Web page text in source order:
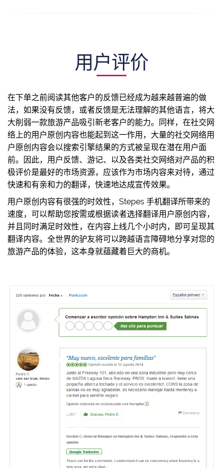
用户评价
在下单之前阅读其他客户的反馈已经成为越来越普遍的做
法，如果没有反馈，或者反馈是无法理解的其他语言，将大
大削弱一款旅游产品吸引新老客户的能力。同样，在社交网
络上的用户原创内容也能起到这一作用，大量的社交网络用
户原创内容会以搜索引擎结果的方式被呈现在潜在用户面
前。因此，用户反馈、游记、以及各类社交网络对产品的积
极评价是最好的市场资源，应该作为市场内容来对待，通过
快速和有亲和力的翻译，快速地达成宣传效果。
用户原创内容有很强的时效性，Stepes 手机翻译所带来的
速度，可以帮助您按需或根据读者选择翻译用户原创内容，
并且同时满足时效性，在内容上线几个小时内，即可呈现其
翻译内容。全世界的驴友将可以跨越语言障碍地分享对您的
旅游产品的体验，这本身就蕴藏着巨大的商机。